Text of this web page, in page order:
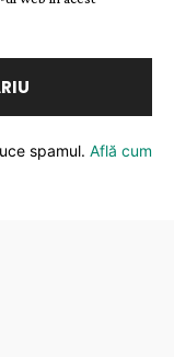
spamul. Află cum